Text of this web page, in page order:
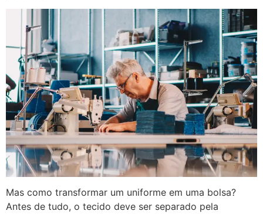
Mas como transformar um uniforme em uma bolsa?
Antes de tudo, o tecido deve ser separado pela